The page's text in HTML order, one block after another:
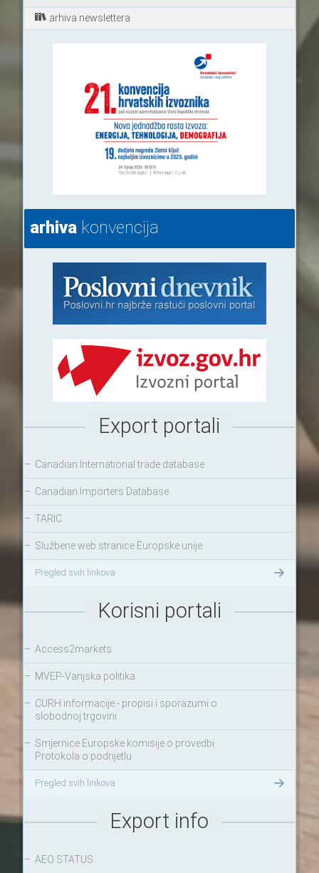
arhiva newslettera
arhivakonvencija
Export portali
– Canadian International trade database
– Canadian Importers Database
– TARIC
– Službene web stranice Europske unije
Pregled svih linkova
Korisni portali
– Access2markets
– MVEP-Vanjska politika
– CURH informacije - propisi i sporazumi o
slobodnoj trgovini
– Smjernice Europske komisije o provedbi
Protokola o podrijetlu
Pregled svih linkova
Export info
– AEO STATUS